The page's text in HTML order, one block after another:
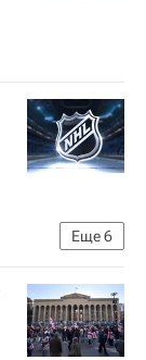
Еще6